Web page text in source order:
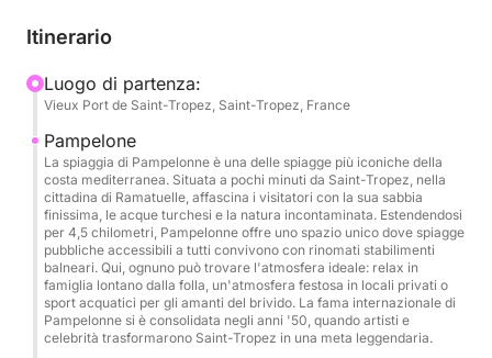
Tropez.
Ideale per un noleggio di yacht con skipper a Saint-
Tropez, per festeggiare un compleanno, per una
giornata tra amici o per una fuga VIP in Riviera.
Orario: 10:00 - 17:00
🗺️ Itinerario di un'intera giornata
Navigazione panoramica nel Golfo di Saint-Tropez
Ancoraggio al largo della spiaggia di Pampelonne
Itinerario
Luogo di partenza:
Vieux Port de Saint-Tropez, Saint-Tropez, France
Pampelone
La spiaggia di Pampelonne è una delle spiagge più iconiche della
costa mediterranea. Situata a pochi minuti da Saint-Tropez, nella
cittadina di Ramatuelle, affascina i visitatori con la sua sabbia
finissima, le acque turchesi e la natura incontaminata. Estendendosi
per 4,5 chilometri, Pampelonne offre uno spazio unico dove spiagge
pubbliche accessibili a tutti convivono con rinomati stabilimenti
balneari. Qui, ognuno può trovare l'atmosfera ideale: relax in
famiglia lontano dalla folla, un'atmosfera festosa in locali privati o
sport acquatici per gli amanti del brivido. La fama internazionale di
Pampelonne si è consolidata negli anni '50, quando artisti e
celebrità trasformarono Saint-Tropez in una meta leggendaria.